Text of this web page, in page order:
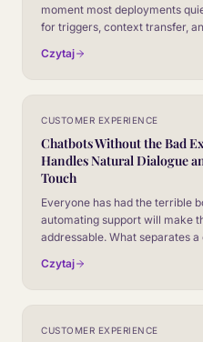
moment most deployments
for triggers, context transfer,
Czytaj
CUSTOMER EXPERIENCE
Chatbots Without the Bad
Handles Natural Dialogue
Touch
Everyone has had the terrible
automating support will make
addressable. What separates
second kind.
Czytaj
CUSTOMER EXPERIENCE